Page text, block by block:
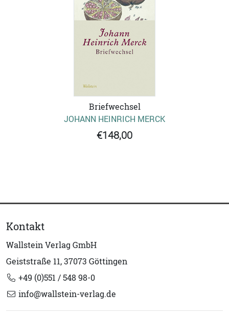
Briefwechsel
JOHANN HEINRICH MERCK
€148,00
Kontakt
Wallstein Verlag GmbH
Geiststraße 11, 37073 Göttingen
+49 (0)551 / 548 98-0
info@wallstein-verlag.de